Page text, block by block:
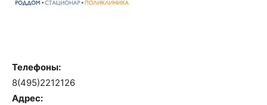
Телефоны:
8(495)2212126
Адрес: